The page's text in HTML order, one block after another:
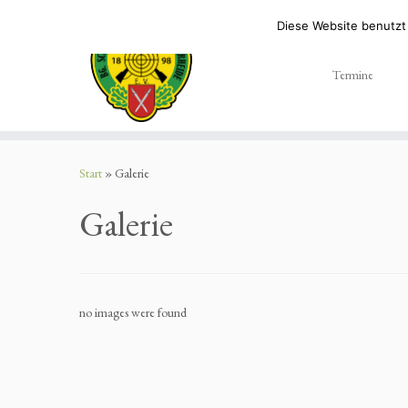
Termine
Start » Galerie
Galerie
no images were found
Diese Website